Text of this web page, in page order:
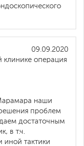
09.09.2020
клинике операция
наши
проблем
достаточным
в т.ч.
иной тактики